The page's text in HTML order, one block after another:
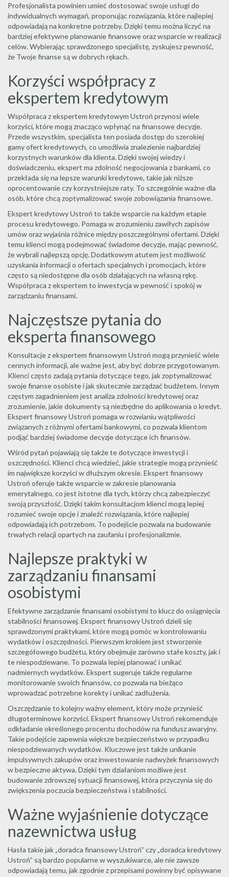
Profesjonalista powinien umieć dostosować swoje usługi do
indywidualnych wymagań, proponując rozwiązania, które najlepiej
odpowiadają na konkretne potrzeby. Dzięki temu można liczyć na
bardziej efektywne planowanie finansowe oraz wsparcie w realizacji
celów. Wybierając sprawdzonego specjalistę, zyskujesz pewność,
że Twoje finanse są w dobrych rękach.
Korzyści współpracy z
ekspertem kredytowym
Współpraca z ekspertem kredytowym Ustroń przynosi wiele
korzyści, które mogą znacząco wpłynąć na finansowe decyzje.
Przede wszystkim, specjalista ten posiada dostęp do szerokiej
gamy ofert kredytowych, co umożliwia znalezienie najbardziej
korzystnych warunków dla klienta. Dzięki swojej wiedzy i
doświadczeniu, ekspert ma zdolność negocjowania z bankami, co
przekłada się na lepsze warunki kredytowe, takie jak niższe
oprocentowanie czy korzystniejsze raty. To szczególnie ważne dla
osób, które chcą zoptymalizować swoje zobowiązania finansowe.
Ekspert kredytowy Ustroń to także wsparcie na każdym etapie
procesu kredytowego. Pomaga w zrozumieniu zawiłych zapisów
umów oraz wyjaśnia różnice między poszczególnymi ofertami. Dzięki
temu klienci mogą podejmować świadome decyzje, mając pewność,
że wybrali najlepszą opcję. Dodatkowym atutem jest możliwość
uzyskania informacji o ofertach specjalnych i promocjach, które
często są niedostępne dla osób działających na własną rękę.
Współpraca z ekspertem to inwestycja w pewność i spokój w
zarządzaniu finansami.
Najczęstsze pytania do
eksperta finansowego
Konsultacje z ekspertem finansowym Ustroń mogą przynieść wiele
cennych informacji, ale ważne jest, aby być dobrze przygotowanym.
Klienci często zadają pytania dotyczące tego, jak zoptymalizować
swoje finanse osobiste i jak skutecznie zarządzać budżetem. Innym
częstym zagadnieniem jest analiza zdolności kredytowej oraz
zrozumienie, jakie dokumenty są niezbędne do aplikowania o kredyt.
Ekspert finansowy Ustroń pomaga w rozwianiu wątpliwości
związanych z różnymi ofertami bankowymi, co pozwala klientom
podjąć bardziej świadome decyzje dotyczące ich finansów.
Wśród pytań pojawiają się także te dotyczące inwestycji i
oszczędności. Klienci chcą wiedzieć, jakie strategie mogą przynieść
im największe korzyści w dłuższym okresie. Ekspert finansowy
Ustroń oferuje także wsparcie w zakresie planowania
emerytalnego, co jest istotne dla tych, którzy chcą zabezpieczyć
swoją przyszłość. Dzięki takim konsultacjom klienci mogą lepiej
rozumieć swoje opcje i znaleźć rozwiązania, które najlepiej
odpowiadają ich potrzebom. To podejście pozwala na budowanie
trwałych relacji opartych na zaufaniu i profesjonalizmie.
Najlepsze praktyki w
zarządzaniu finansami
osobistymi
Efektywne zarządzanie finansami osobistymi to klucz do osiągnięcia
stabilności finansowej. Ekspert finansowy Ustroń dzieli się
sprawdzonymi praktykami, które mogą pomóc w kontrolowaniu
wydatków i oszczędności. Pierwszym krokiem jest stworzenie
szczegółowego budżetu, który obejmuje zarówno stałe koszty, jak i
te niespodziewane. To pozwala lepiej planować i unikać
nadmiernych wydatków. Ekspert sugeruje także regularne
monitorowanie swoich finansów, co pozwala na bieżąco
wprowadzać potrzebne korekty i unikać zadłużenia.
Oszczędzanie to kolejny ważny element, który może przynieść
długoterminowe korzyści. Ekspert finansowy Ustroń rekomenduje
odkładanie określonego procentu dochodów na fundusz awaryjny.
Takie podejście zapewnia większe bezpieczeństwo w przypadku
niespodziewanych wydatków. Kluczowe jest także unikanie
impulsywnych zakupów oraz inwestowanie nadwyżek finansowych
w bezpieczne aktywa. Dzięki tym działaniom możliwe jest
budowanie zdrowszej sytuacji finansowej, która przyczynia się do
zwiększenia poczucia bezpieczeństwa i stabilności.
Ważne wyjaśnienie dotyczące
nazewnictwa usług
Hasła takie jak „doradca finansowy Ustroń” czy „doradca kredytowy
Ustroń” są bardzo popularne w wyszukiwarce, ale nie zawsze
odpowiadają temu, jak zgodnie z przepisami powinny być opisywane